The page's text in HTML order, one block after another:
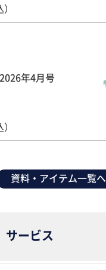
年4月号
資料・アイテム一覧へ
サービス